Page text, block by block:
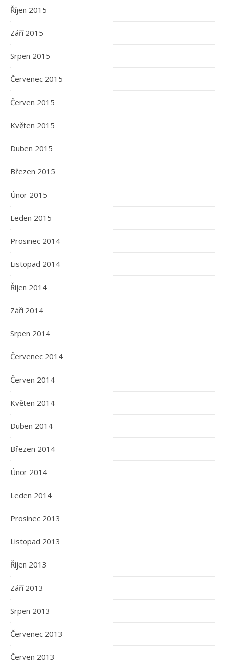
Říjen 2015
Září 2015
Srpen 2015
Červenec 2015
Červen 2015
Květen 2015
Duben 2015
Březen 2015
Únor 2015
Leden 2015
Prosinec 2014
Listopad 2014
Říjen 2014
Září 2014
Srpen 2014
Červenec 2014
Červen 2014
Květen 2014
Duben 2014
Březen 2014
Únor 2014
Leden 2014
Prosinec 2013
Listopad 2013
Říjen 2013
Září 2013
Srpen 2013
Červenec 2013
Červen 2013